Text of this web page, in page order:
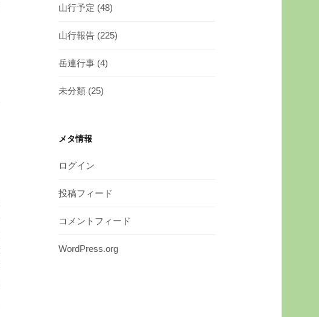
山行予定 (48)
山行報告 (225)
岳連行事 (4)
未分類 (25)
メタ情報
ログイン
投稿フィード
コメントフィード
WordPress.org